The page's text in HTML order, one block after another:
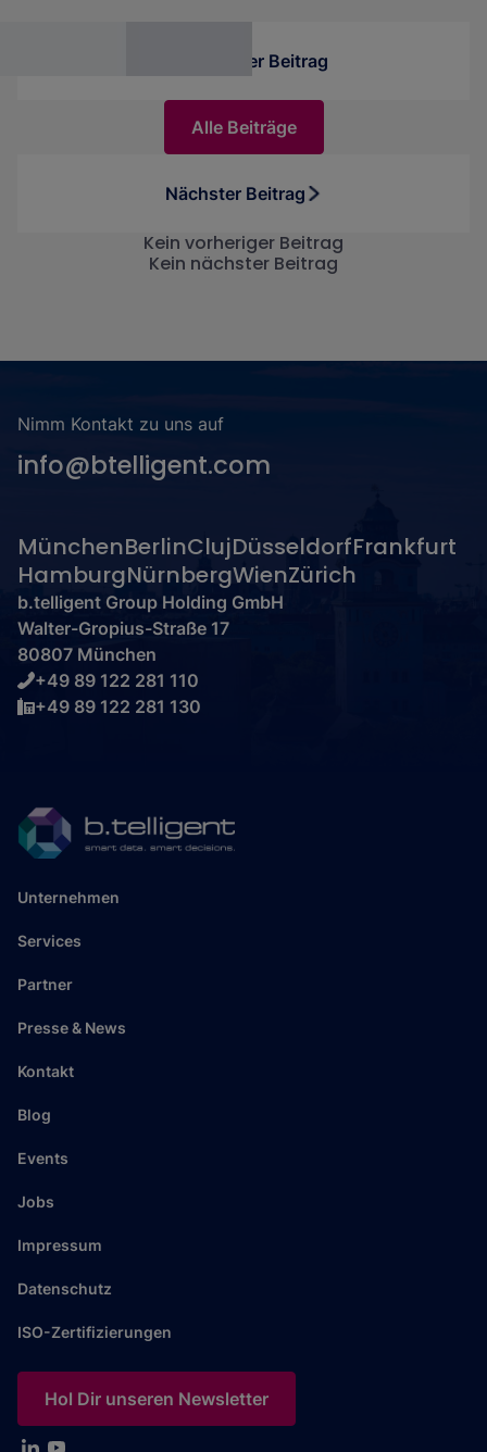
Vorheriger Beitrag
Alle Beiträge
Nächster Beitrag
Kein vorheriger Beitrag
Kein nächster Beitrag
Nimm Kontakt zu uns auf
info@btelligent.com
MünchenBerlinClujDüsseldorfFrankfurt
HamburgNürnbergWienZürich
b.telligent Group Holding GmbH
Walter-Gropius-Straße 17
80807 München
+49 89 122 281 110
+49 89 122 281 130
Unternehmen
Services
Partner
Presse & News
Kontakt
Blog
Events
Jobs
Impressum
Datenschutz
ISO-Zertifizierungen
Hol Dir unseren Newsletter